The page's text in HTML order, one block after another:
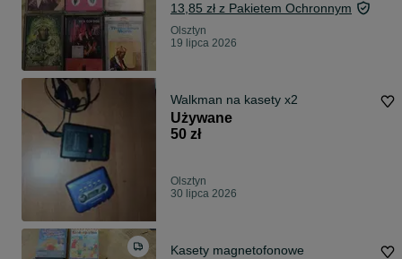
13,85 zł z Pakietem Ochronnym
Olsztyn
19 lipca 2026
Walkman na kasety x2
Używane
50 zł
Olsztyn
30 lipca 2026
Kasety magnetofonowe